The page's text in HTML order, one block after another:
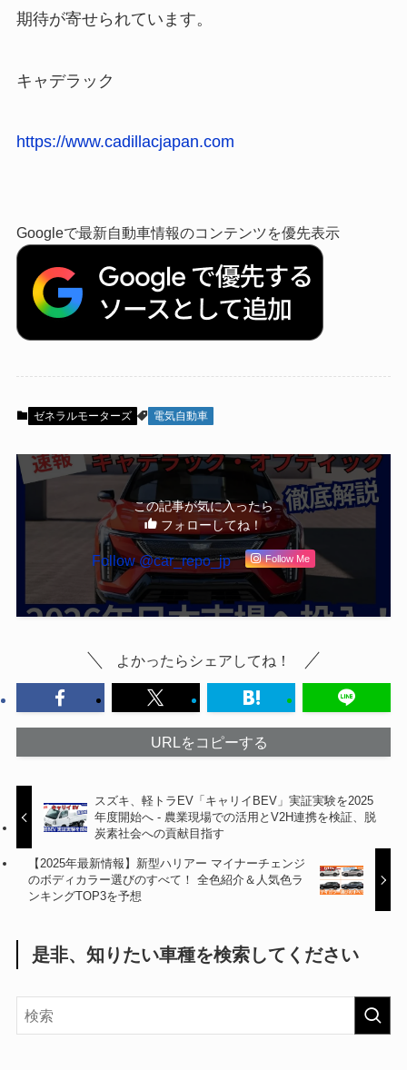
期待が寄せられています。
キャデラック
https://www.cadillacjapan.com
Googleで最新自動車情報のコンテンツを優先表示
ゼネラルモーターズ 電気自動車
この記事が気に入ったら
フォローしてね！
Follow @car_repo_jp Follow Me
よかったらシェアしてね！
URLをコピーする
スズキ、軽トラEV「キャリイBEV」実証実験を2025
年度開始へ - 農業現場での活用とV2H連携を検証、脱
炭素社会への貢献目指す
【2025年最新情報】新型ハリアー マイナーチェンジ
のボディカラー選びのすべて！ 全色紹介＆人気色ラ
ンキングTOP3を予想
是非、知りたい車種を検索してください